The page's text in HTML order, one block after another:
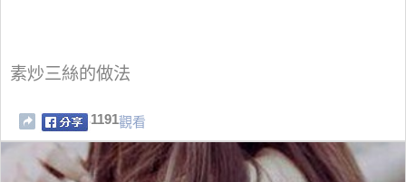
素炒三絲的做法
1191觀看